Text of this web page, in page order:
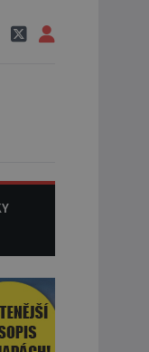
už ho nikdy nikdo